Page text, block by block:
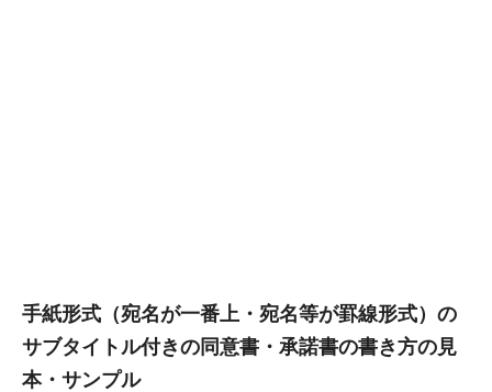
手紙形式（宛名が一番上・宛名等が罫線形式）の
サブタイトル付きの同意書・承諾書の書き方の見
本・サンプル